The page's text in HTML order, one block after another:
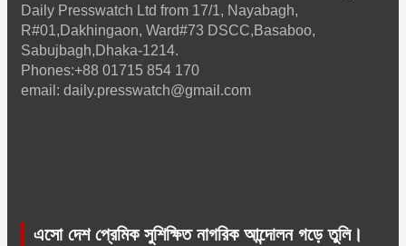
Daily Presswatch Ltd from 17/1, Nayabagh,
R#01,Dakhingaon, Ward#73 DSCC,Basaboo,
Sabujbagh,Dhaka-1214.
Phones:+88 01715 854 170
email: daily.presswatch@gmail.com
এসো দেশ প্রেমিক সুশিক্ষিত নাগরিক আন্দোলন গড়ে তুলি।